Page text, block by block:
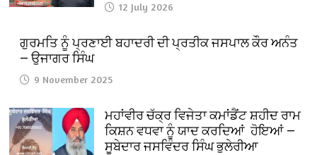
12 July 2026
ਗੁਰਮਤਿ ਨੂੰ ਪ੍ਰਣਾਈ ਬਹਾਦਰੀ ਦੀ ਪ੍ਰਤੀਕ ਜਸਪਾਲ ਕੌਰ ਅਨੰਤ
— ਉਜਾਗਰ ਸਿੰਘ
9 November 2025
ਮਹਾਂਵੀਰ ਚੱਕ੍ਰ ਵਿਜੇਤਾ ਕਮਾਂਡੈਂਟ ਸ਼ਹੀਦ ਰਾਮ
ਕਿਸ਼ਨ ਵਧਵਾ ਨੂੰ ਯਾਦ ਕਰਦਿਆਂ ਹੋਇਆਂ —
ਸੂਬੇਦਾਰ ਜਸਵਿੰਦਰ ਸਿੰਘ ਭੁਲੇਰੀਆ